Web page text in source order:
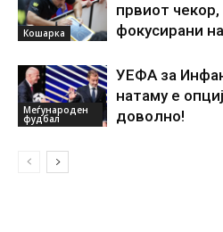
Кошарка
првиот
фокусирани
Меѓународен
фудбал
УЕФА за
натаму е
доволно!